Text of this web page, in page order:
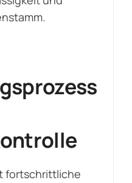
fortschrittliche